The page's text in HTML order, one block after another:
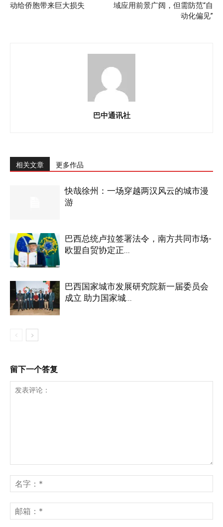
动给侨胞带来巨大损失
域应用前景广阔，但需防范“自
动化偏见”
巴中通讯社
相关文章 更多作品
快哉徐州：一场穿越两汉风云的城市漫
游
巴西总统卢拉签署法令，南方共同市场-
欧盟自贸协定正...
巴西国家城市发展研究院新一届委员会
成立 助力国家城...
留下一个答复